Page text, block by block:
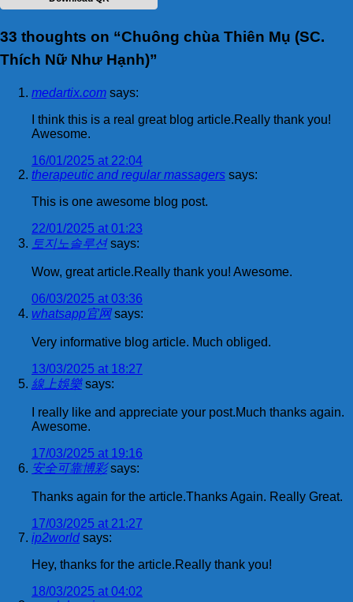
33 thoughts on “Chuông chùa Thiên Mụ (SC.
Thích Nữ Như Hạnh)”
medartix.com says:
I think this is a real great blog article.Really thank you!
Awesome.
16/01/2025 at 22:04
therapeutic and regular massagers says:
This is one awesome blog post.
22/01/2025 at 01:23
토지노솔루션 says:
Wow, great article.Really thank you! Awesome.
06/03/2025 at 03:36
whatsapp官网 says:
Very informative blog article. Much obliged.
13/03/2025 at 18:27
線上娛樂 says:
I really like and appreciate your post.Much thanks again.
Awesome.
17/03/2025 at 19:16
安全可靠博彩 says:
Thanks again for the article.Thanks Again. Really Great.
17/03/2025 at 21:27
ip2world says:
Hey, thanks for the article.Really thank you!
18/03/2025 at 04:02